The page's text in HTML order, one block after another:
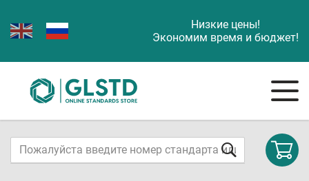
Низкие цены!
Экономим время и бюджет!